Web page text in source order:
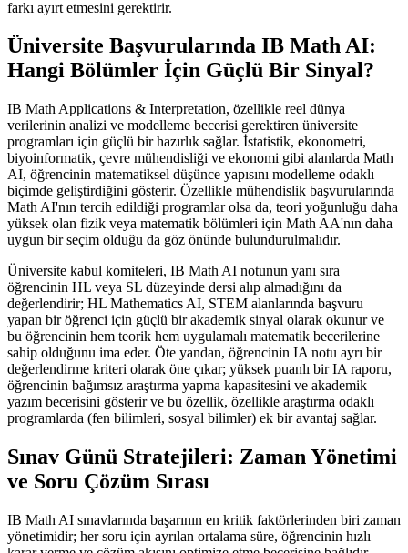
farkı ayırt etmesini gerektirir.
Üniversite Başvurularında IB Math AI:
Hangi Bölümler İçin Güçlü Bir Sinyal?
IB Math Applications & Interpretation, özellikle reel dünya
verilerinin analizi ve modelleme becerisi gerektiren üniversite
programları için güçlü bir hazırlık sağlar. İstatistik, ekonometri,
biyoinformatik, çevre mühendisliği ve ekonomi gibi alanlarda Math
AI, öğrencinin matematiksel düşünce yapısını modelleme odaklı
biçimde geliştirdiğini gösterir. Özellikle mühendislik başvurularında
Math AI'nın tercih edildiği programlar olsa da, teori yoğunluğu daha
yüksek olan fizik veya matematik bölümleri için Math AA'nın daha
uygun bir seçim olduğu da göz önünde bulundurulmalıdır.
Üniversite kabul komiteleri, IB Math AI notunun yanı sıra
öğrencinin HL veya SL düzeyinde dersi alıp almadığını da
değerlendirir; HL Mathematics AI, STEM alanlarında başvuru
yapan bir öğrenci için güçlü bir akademik sinyal olarak okunur ve
bu öğrencinin hem teorik hem uygulamalı matematik becerilerine
sahip olduğunu ima eder. Öte yandan, öğrencinin IA notu ayrı bir
değerlendirme kriteri olarak öne çıkar; yüksek puanlı bir IA raporu,
öğrencinin bağımsız araştırma yapma kapasitesini ve akademik
yazım becerisini gösterir ve bu özellik, özellikle araştırma odaklı
programlarda (fen bilimleri, sosyal bilimler) ek bir avantaj sağlar.
Sınav Günü Stratejileri: Zaman Yönetimi
ve Soru Çözüm Sırası
IB Math AI sınavlarında başarının en kritik faktörlerinden biri zaman
yönetimidir; her soru için ayrılan ortalama süre, öğrencinin hızlı